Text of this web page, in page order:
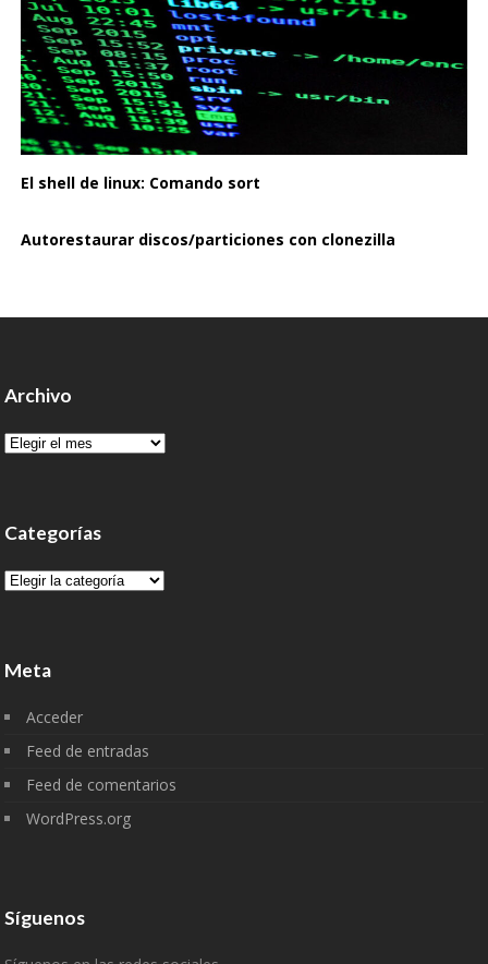
El shell de linux: Comando sort
Autorestaurar discos/particiones con clonezilla
Archivo
Archivo
Categorías
Categorías
Meta
Acceder
Feed de entradas
Feed de comentarios
WordPress.org
Síguenos